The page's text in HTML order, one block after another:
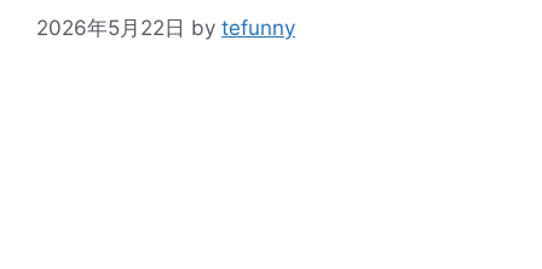
2026年5月22日 by tefunny